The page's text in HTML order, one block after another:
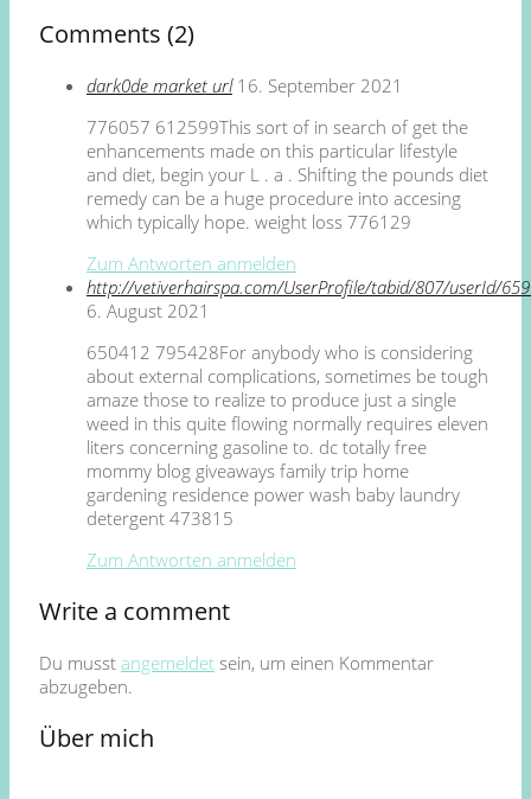
Comments (2)
dark0de market url 16. September 2021
776057 612599This sort of in search of get the
enhancements made on this particular lifestyle
and diet, begin your L . a . Shifting the pounds diet
remedy can be a huge procedure into accesing
which typically hope. weight loss 776129
Zum Antworten anmelden
http://vetiverhairspa.com/UserProfile/tabid/807/userId/
6. August 2021
650412 795428For anybody who is considering
about external complications, sometimes be tough
amaze those to realize to produce just a single
weed in this quite flowing normally requires eleven
liters concerning gasoline to. dc totally free
mommy blog giveaways family trip home
gardening residence power wash baby laundry
detergent 473815
Zum Antworten anmelden
Write a comment
Du musst angemeldet sein, um einen Kommentar
abzugeben.
Über mich